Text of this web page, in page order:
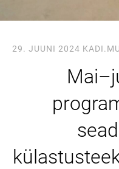
29. JUUNI 2024